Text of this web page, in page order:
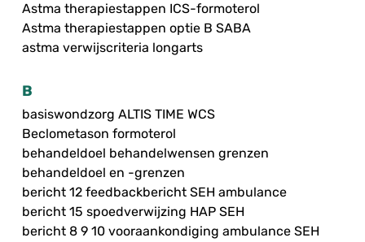
Astma therapiestappen ICS-formoterol
Astma therapiestappen optie B SABA
astma verwijscriteria longarts
B
basiswondzorg ALTIS TIME WCS
Beclometason formoterol
behandeldoel behandelwensen grenzen
behandeldoel en -grenzen
bericht 12 feedbackbericht SEH ambulance
bericht 15 spoedverwijzing HAP SEH
bericht 8 9 10 vooraankondiging ambulance SEH